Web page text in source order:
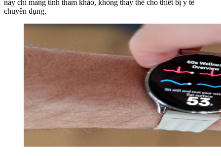
này chỉ mang tính tham khảo, không thay thế cho thiết bị y tế
chuyên dụng.